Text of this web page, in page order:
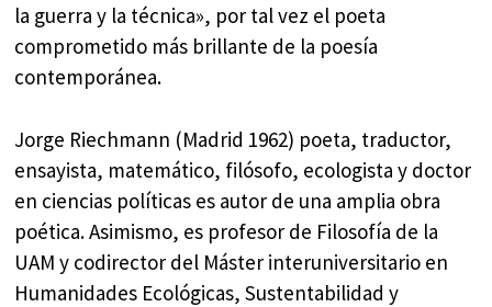
la guerra y la técnica», por tal vez el poeta
comprometido más brillante de la poesía
contemporánea.
Jorge Riechmann (Madrid 1962) poeta, traductor,
ensayista, matemático, filósofo, ecologista y doctor
en ciencias políticas es autor de una amplia obra
poética. Asimismo, es profesor de Filosofía de la
UAM y codirector del Máster interuniversitario en
Humanidades Ecológicas, Sustentabilidad y